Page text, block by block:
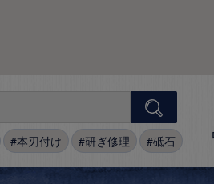
本刃付け 研ぎ修理 砥石